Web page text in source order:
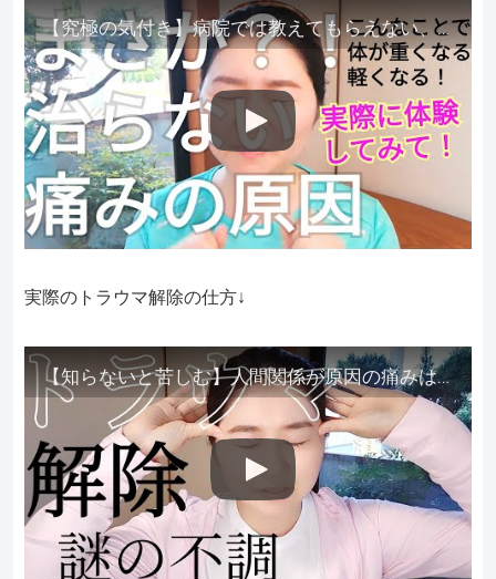
【究極の気付き】病院では教えてもらえない、その長年悩んできた痛み、症状、どうして治らないのか？痛みの正体、実際に今すぐ試して知ってほしい。
実際のトラウマ解除の仕方↓
【知らないと苦しむ】人間関係が原因の痛みはトラウマ解除が必須。病院に行っても原因不明で治らない不調はこれをしてからケアしてみてください。